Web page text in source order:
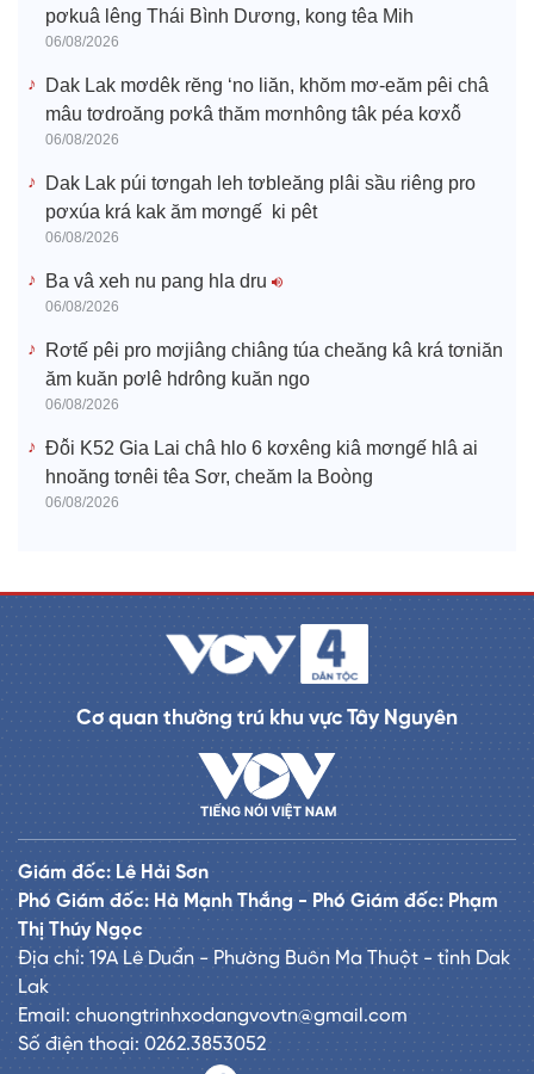
pơkuâ lêng Thái Bình Dương, kong têa Mih
06/08/2026
Dak Lak mơdêk rĕng ‘no liăn, khŏm mơ-eăm pêi châ
mâu tơdroăng pơkâ thăm mơnhông tâk péa kơxô̆
06/08/2026
Dak Lak púi tơngah leh tơbleăng plâi sầu riêng pro
pơxúa krá kak ăm mơngế ki pêt
06/08/2026
Ba vâ xeh nu pang hla dru
06/08/2026
Rơtế pêi pro mơjiâng chiâng túa cheăng kâ krá tơniăn
ăm kuăn pơlê hdrông kuăn ngo
06/08/2026
Đô̆i K52 Gia Lai châ hlo 6 kơxêng kiâ mơngế hlâ ai
hnoăng tơnêi têa Sơr, cheăm Ia Boòng
06/08/2026
Cơ quan thường trú khu vực Tây Nguyên
Giám đốc: Lê Hải Sơn
Phó Giám đốc: Hà Mạnh Thắng - Phó Giám đốc: Phạm
Thị Thúy Ngọc
Địa chỉ: 19A Lê Duẩn - Phường Buôn Ma Thuột - tỉnh Dak
Lak
Email: chuongtrinhxodangvovtn@gmail.com
Số điện thoại: 0262.3853052